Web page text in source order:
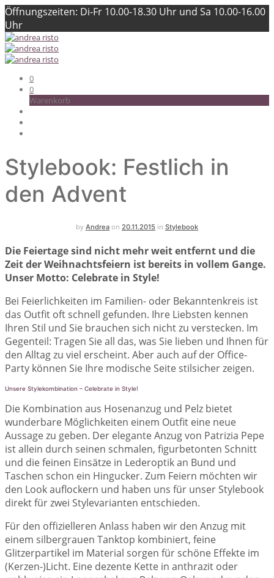
Öffnungszeiten: Di-Fr 10.00-18.30 Uhr und Sa 10.00-16.00
Uhr
0
0
Warenkorb
Stylebook: Festlich in
den Advent
by Andrea on 20.11.2015 in Stylebook
Die Feiertage sind nicht mehr weit entfernt und die
Zeit der Weihnachtsfeiern ist bereits in vollem Gange.
Unser Motto: Celebrate in Style!
Bei Feierlichkeiten im Familien- oder Bekanntenkreis ist
das Outfit oft schnell gefunden. Ihre Liebsten kennen
Ihren Stil und Sie brauchen sich nicht zu verstecken. Im
Gegenteil: Tragen Sie all das, was Sie lieben und Ihnen für
den Alltag zu viel erscheint. Aber auch auf der Office-
Party können Sie Ihre modische Seite stilsicher zeigen.
Unsere Stylekombination – Celebrate in Style!
Die Kombination aus Hosenanzug und Pelz bietet
wunderbare Möglichkeiten einem Outfit eine neue
Aussage zu geben. Der elegante Anzug von Patrizia Pepe
ist allein durch seinen schmalen, figurbetonten Schnitt
und die feinen Einsätze in Lederoptik an Bund und
Taschen schon ein Hingucker. Zum Feiern möchten wir
den Look auflockern und haben uns für unser Stylebook
direkt für zwei Stylevarianten entschieden.
Für den offizielleren Anlass haben wir den Anzug mit
einem silbergrauen Tanktop kombiniert, feine
Glitzerpartikel im Material sorgen für schöne Effekte im
(Kerzen-)Licht. Eine dezente Kette in anthrazit oder